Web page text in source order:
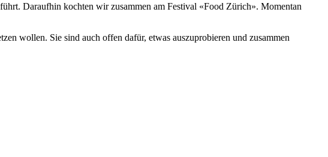
Daraufhin kochten wir zusammen am Festival «Food Zürich». Momentan
wollen. Sie sind auch offen dafür, etwas auszuprobieren und zusammen